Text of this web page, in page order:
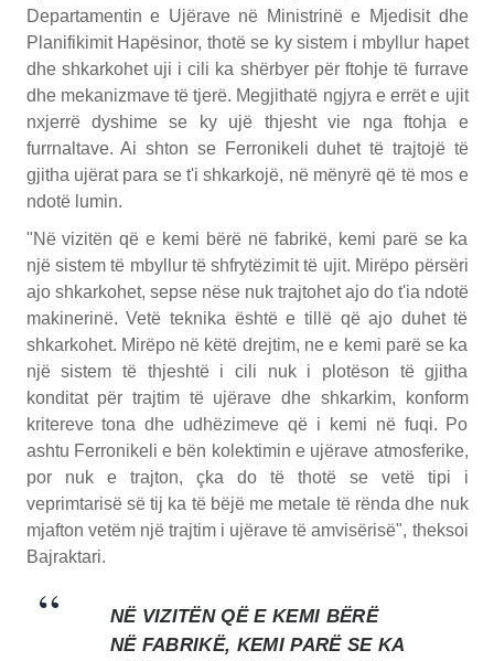
Departamentin e Ujërave në Ministrinë e Mjedisit dhe
Planifikimit Hapësinor, thotë se ky sistem i mbyllur hapet
dhe shkarkohet uji i cili ka shërbyer për ftohje të furrave
dhe mekanizmave të tjerë. Megjithatë ngjyra e errët e ujit
nxjerrë dyshime se ky ujë thjesht vie nga ftohja e
furrnaltave. Ai shton se Ferronikeli duhet të trajtojë të
gjitha ujërat para se t'i shkarkojë, në mënyrë që të mos e
ndotë lumin.
"Në vizitën që e kemi bërë në fabrikë, kemi parë se ka
një sistem të mbyllur të shfrytëzimit të ujit. Mirëpo përsëri
ajo shkarkohet, sepse nëse nuk trajtohet ajo do t'ia ndotë
makinerinë. Vetë teknika është e tillë që ajo duhet të
shkarkohet. Mirëpo në këtë drejtim, ne e kemi parë se ka
një sistem të thjeshtë i cili nuk i plotëson të gjitha
konditat për trajtim të ujërave dhe shkarkim, konform
kritereve tona dhe udhëzimeve që i kemi në fuqi. Po
ashtu Ferronikeli e bën kolektimin e ujërave atmosferike,
por nuk e trajton, çka do të thotë se vetë tipi i
veprimtarisë së tij ka të bëjë me metale të rënda dhe nuk
mjafton vetëm një trajtim i ujërave të amvisërisë", theksoi
Bajraktari.
NË VIZITËN QË E KEMI BËRË
NË FABRIKË, KEMI PARË SE KA